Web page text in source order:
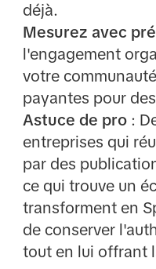
déjà.
Mesurez avec
l'engagement
votre
payantes pour
Astuce de pro:
entreprises qui
par des
ce qui trouve un
transforment en
de conserver
tout en lui offrant